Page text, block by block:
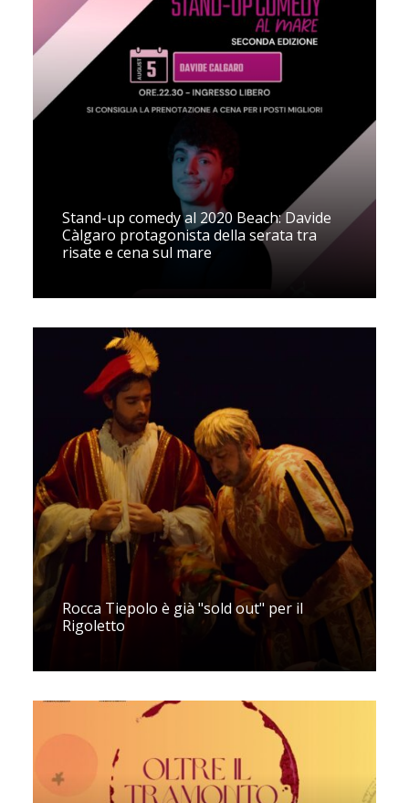
Stand-up comedy al 2020 Beach: Davide
Càlgaro protagonista della serata tra
risate e cena sul mare
Rocca Tiepolo è già "sold out" per il
Rigoletto